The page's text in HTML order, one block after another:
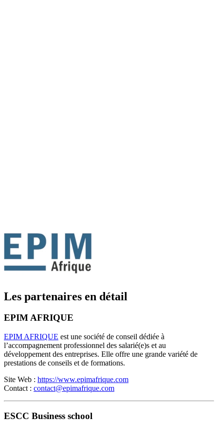
Les partenaires en détail
EPIM AFRIQUE
EPIM AFRIQUE est une société de conseil dédiée à
l’accompagnement professionnel des salarié(e)s et au
développement des entreprises. Elle offre une grande variété de
prestations de conseils et de formations.
Site Web : https://www.epimafrique.com
Contact : contact@epimafrique.com
ESCC Business school